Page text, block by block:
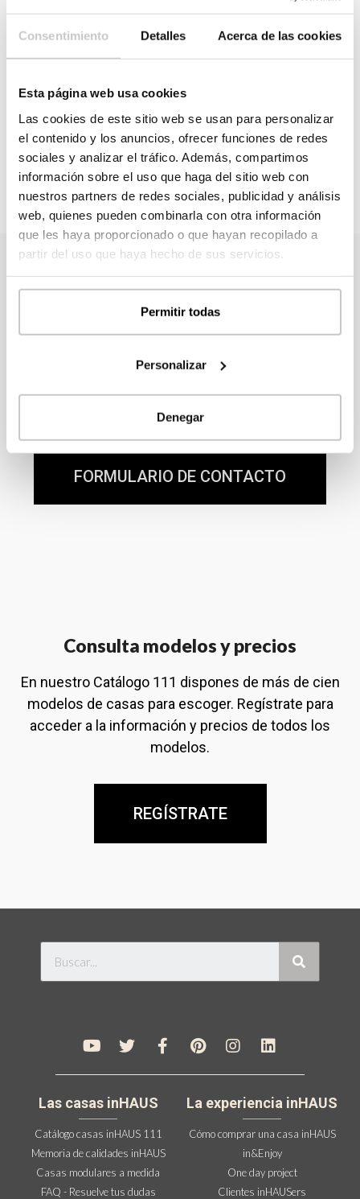
Consentimiento Detalles Acerca de las cookies
Esta página web usa cookies
Las cookies de este sitio web se usan para personalizar
el contenido y los anuncios, ofrecer funciones de redes
sociales y analizar el tráfico. Además, compartimos
información sobre el uso que haga del sitio web con
nuestros partners de redes sociales, publicidad y análisis
web, quienes pueden combinarla con otra información
que les haya proporcionado o que hayan recopilado a
partir del uso que haya hecho de sus servicios.
Permitir todas
Personalizar
Denegar
Tags:
casas modulares hipoteca
precio del
suelo
Contacta con nosotros
en contactar con nosotros para ampliar información,
consulta.
FORMULARIO DE CONTACTO
Consulta modelos y precios
En nuestro Catálogo 111 dispones de más de cien
modelos de casas para escoger. Regístrate para
acceder a la información y precios de todos los
modelos.
REGÍSTRATE
Las casas inHAUS
Catálogo casas inHAUS 111
Memoria de calidades inHAUS
Casas modulares a medida
FAQ - Resuelve tus dudas
La experiencia inHAUS
Cómo comprar una casa inHAUS
in&Enjoy
One day project
Clientes inHAUSers